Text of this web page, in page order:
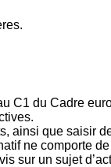
C1 du Cadre
ainsi que saisir
ne comporte
sur un sujet